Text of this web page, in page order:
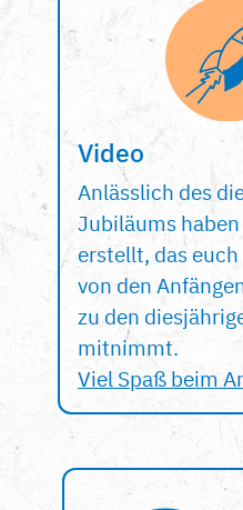
Video
Anlässlich des
Jubiläums
erstellt, das
von den
zu den
mitnimmt.
Viel Spaß beim